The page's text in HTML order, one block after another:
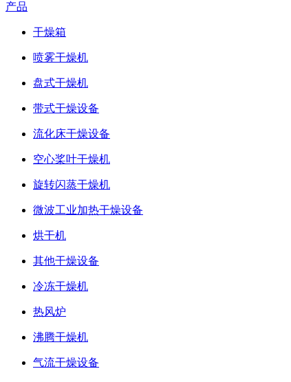
产品
干燥箱
喷雾干燥机
盘式干燥机
带式干燥设备
流化床干燥设备
空心桨叶干燥机
旋转闪蒸干燥机
微波工业加热干燥设备
烘干机
其他干燥设备
冷冻干燥机
热风炉
沸腾干燥机
气流干燥设备